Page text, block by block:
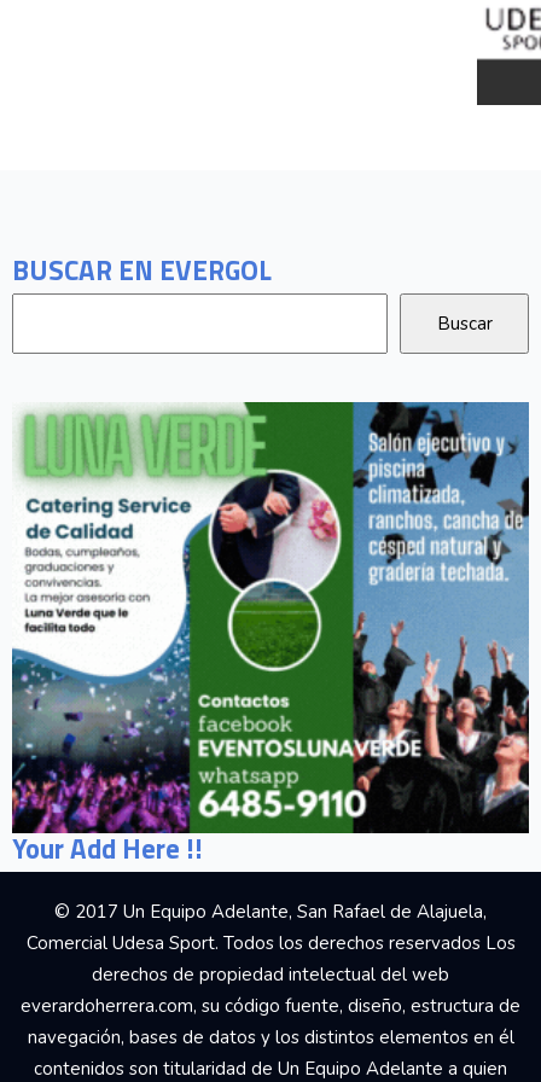
BUSCAR EN EVERGOL
Your Add Here !!
© 2017 Un Equipo Adelante, San Rafael de Alajuela,
Comercial Udesa Sport. Todos los derechos reservados Los
derechos de propiedad intelectual del web
everardoherrera.com, su código fuente, diseño, estructura de
navegación, bases de datos y los distintos elementos en él
contenidos son titularidad de Un Equipo Adelante a quien